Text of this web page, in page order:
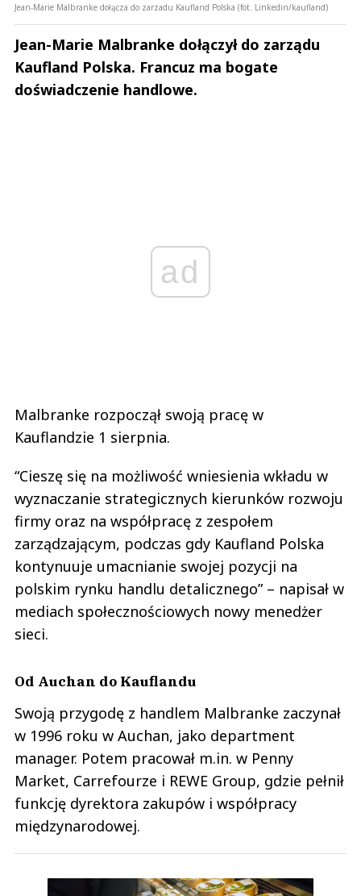
Jean-Marie Malbranke dołącza do zarzadu Kaufland Polska (fot. Linkedin/kaufland)
Jean-Marie Malbranke dołączył do zarządu
Kaufland Polska. Francuz ma bogate
doświadczenie handlowe.
ad
Malbranke rozpoczął swoją pracę w
Kauflandzie 1 sierpnia.
“Cieszę się na możliwość wniesienia wkładu w
wyznaczanie strategicznych kierunków rozwoju
firmy oraz na współpracę z zespołem
zarządzającym, podczas gdy Kaufland Polska
kontynuuje umacnianie swojej pozycji na
polskim rynku handlu detalicznego” – napisał w
mediach społecznościowych nowy menedżer
sieci.
Od Auchan do Kauflandu
Swoją przygodę z handlem Malbranke zaczynał
w 1996 roku w Auchan, jako department
manager. Potem pracował m.in. w Penny
Market, Carrefourze i REWE Group, gdzie pełnił
funkcję dyrektora zakupów i współpracy
międzynarodowej.